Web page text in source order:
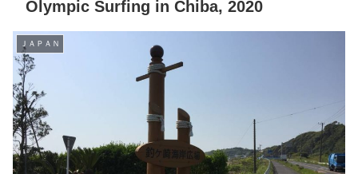
Olympic Surfing in Chiba, 2020
ＪＡＰＡＮ